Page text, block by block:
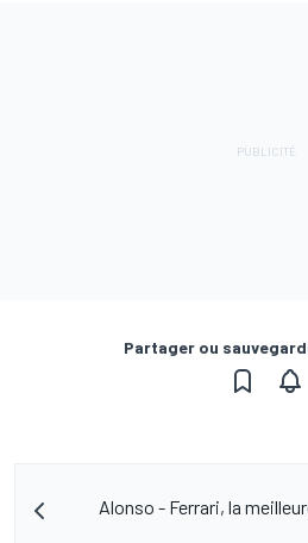
Partager ou
Alonso - Ferrari, la